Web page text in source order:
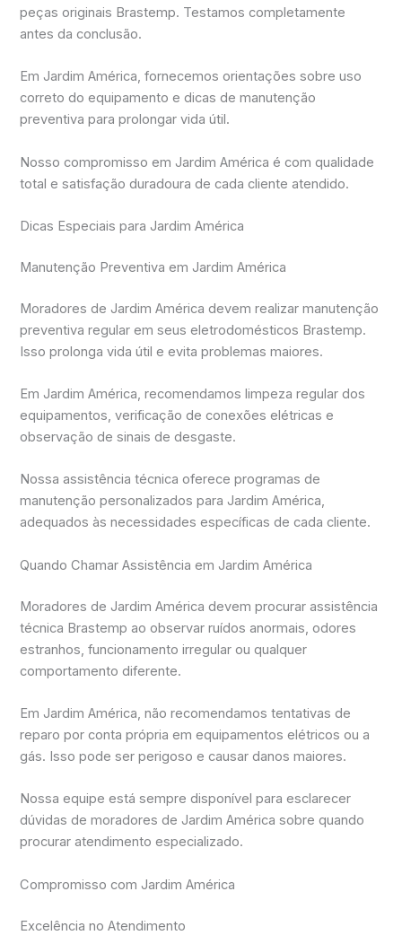
peças originais Brastemp. Testamos completamente
antes da conclusão.
Em Jardim América, fornecemos orientações sobre uso
correto do equipamento e dicas de manutenção
preventiva para prolongar vida útil.
Nosso compromisso em Jardim América é com qualidade
total e satisfação duradoura de cada cliente atendido.
Dicas Especiais para Jardim América
Manutenção Preventiva em Jardim América
Moradores de Jardim América devem realizar manutenção
preventiva regular em seus eletrodomésticos Brastemp.
Isso prolonga vida útil e evita problemas maiores.
Em Jardim América, recomendamos limpeza regular dos
equipamentos, verificação de conexões elétricas e
observação de sinais de desgaste.
Nossa assistência técnica oferece programas de
manutenção personalizados para Jardim América,
adequados às necessidades específicas de cada cliente.
Quando Chamar Assistência em Jardim América
Moradores de Jardim América devem procurar assistência
técnica Brastemp ao observar ruídos anormais, odores
estranhos, funcionamento irregular ou qualquer
comportamento diferente.
Em Jardim América, não recomendamos tentativas de
reparo por conta própria em equipamentos elétricos ou a
gás. Isso pode ser perigoso e causar danos maiores.
Nossa equipe está sempre disponível para esclarecer
dúvidas de moradores de Jardim América sobre quando
procurar atendimento especializado.
Compromisso com Jardim América
Excelência no Atendimento